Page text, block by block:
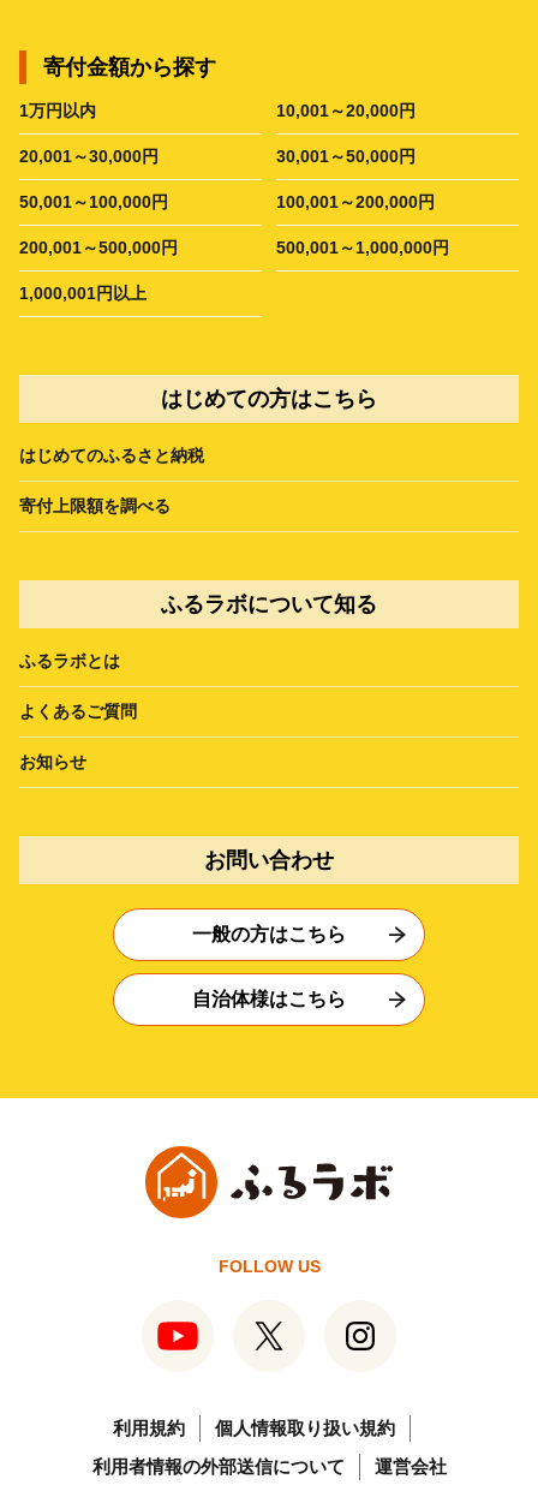
寄付金額から探す
1万円以内 10,001～20,000円
20,001～30,000円 30,001～50,000円
50,001～100,000円 100,001～200,000円
200,001～500,000円 500,001～1,000,000円
1,000,001円以上
はじめての方はこちら
はじめてのふるさと納税
寄付上限額を調べる
ふるラボについて知る
ふるラボとは
よくあるご質問
お知らせ
お問い合わせ
一般の方はこちら
自治体様はこちら
FOLLOW US
利用規約
個人情報取り扱い規約
利用者情報の外部送信について
運営会社